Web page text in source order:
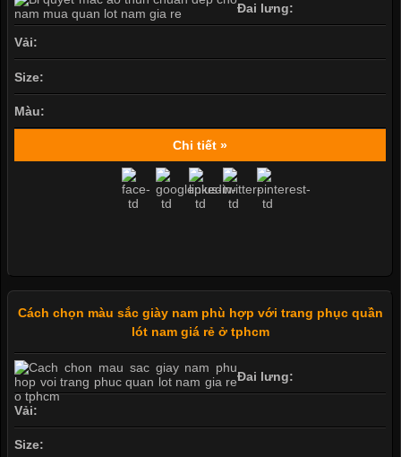
Đai lưng:
Vải:
Size:
Màu:
Chi tiết »
Cách chọn màu sắc giày nam phù hợp với trang phục quần
lót nam giá rẻ ở tphcm
Đai lưng:
Vải:
Size: